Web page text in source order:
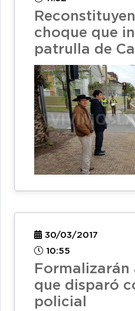
choque que
patrulla de
30/03/2017
10:55
Formalizarán
que disparó
policial